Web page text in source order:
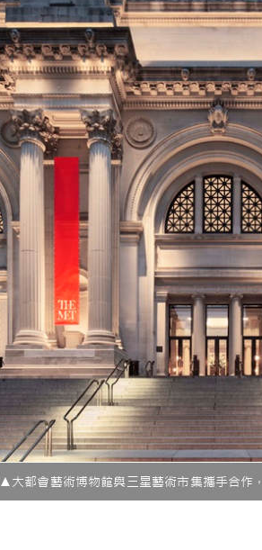
▲大都會藝術博物館與三星藝術市集攜手合作